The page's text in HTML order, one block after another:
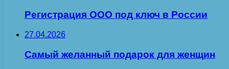
Регистрация ООО под ключ в России
27.04.2026
Самый желанный подарок для женщин